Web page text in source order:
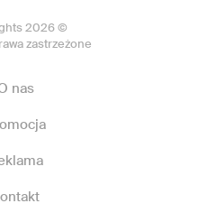
2026 ©
zastrzeżone
nas